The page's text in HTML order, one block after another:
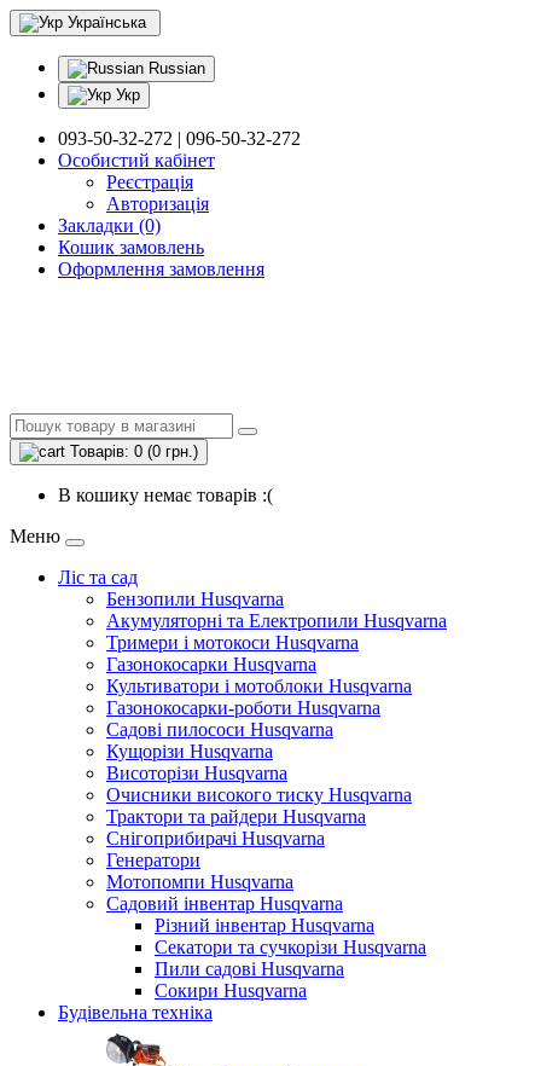
Українська
Russian
Укр
093-50-32-272 | 096-50-32-272
Особистий кабінет
Реєстрація
Авторизація
Закладки (0)
Кошик замовлень
Оформлення замовлення
Товарів: 0 (0 грн.)
В кошику немає товарів :(
Меню
Ліс та сад
Бензопили Husqvarna
Акумуляторні та Електропили Husqvarna
Тримери і мотокоси Husqvarna
Газонокосарки Husqvarna
Культиватори і мотоблоки Husqvarna
Газонокосарки-роботи Husqvarna
Садові пилососи Husqvarna
Кущорізи Husqvarna
Висоторізи Husqvarna
Очисники високого тиску Husqvarna
Трактори та райдери Husqvarna
Снігоприбирачі Husqvarna
Генератори
Мотопомпи Husqvarna
Садовий інвентар Husqvarna
Різний інвентар Husqvarna
Секатори та сучкорізи Husqvarna
Пили садові Husqvarna
Сокири Husqvarna
Будівельна техніка